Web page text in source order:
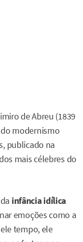
de Abreu (1839
do modernismo
publicado na
mais célebres do
infância idílica
emoções como a
tempo, ele